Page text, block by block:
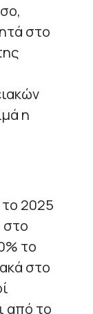
στο
η
2025
στο
το
στο
από το